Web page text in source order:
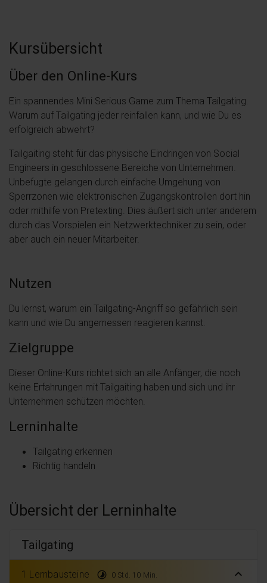
Kursübersicht
Über den Online-Kurs
Ein spannendes Mini Serious Game zum Thema Tailgating.
Warum auf Tailgating jeder reinfallen kann, und wie Du es
erfolgreich abwehrt?
Tailgaiting steht für das physische Eindringen von Social
Engineers in geschlossene Bereiche von Unternehmen.
Unbefugte gelangen durch einfache Umgehung von
Sperrzonen wie elektronischen Zugangskontrollen dort hin
oder mithilfe von Pretexting. Dies äußert sich unter anderem
durch das Vorspielen ein Netzwerktechniker zu sein, oder
aber auch ein neuer Mitarbeiter.
Nutzen
Du lernst, warum ein Tailgating-Angriff so gefährlich sein
kann und wie Du angemessen reagieren kannst.
Zielgruppe
Dieser Online-Kurs richtet sich an alle Anfänger, die noch
keine Erfahrungen mit Tailgaiting haben und sich und ihr
Unternehmen schützen möchten.
Lerninhalte
Tailgating erkennen
Richtig handeln
Übersicht der Lerninhalte
Tailgating
1 Lernbausteine timelapse 0 Std. 10 Min. expand_less